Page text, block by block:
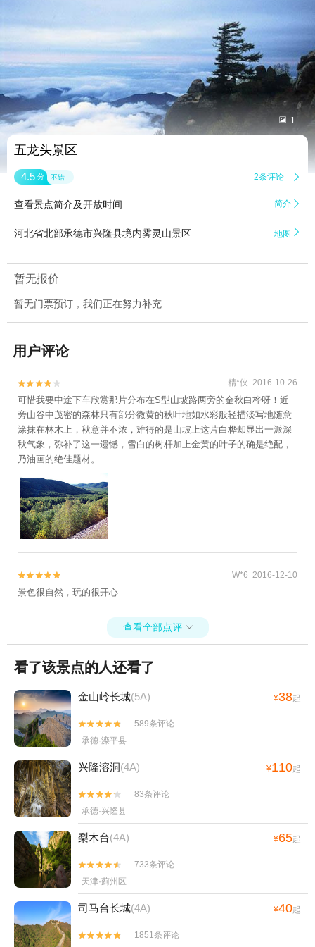
 1
五龙头景区
4.5 分 不错 2条评论 
查看景点简介及开放时间 简介 
河北省北部承德市兴隆县境内雾灵山景区 地图 
暂无报价
暂无门票预订，我们正在努力补充
用户评论

 精*侠 2016-10-26
可惜我要中途下车欣赏那片分布在S型山坡路两旁的金秋白桦呀！近
旁山谷中茂密的森林只有部分微黄的秋叶地如水彩般轻描淡写地随意
涂抹在林木上，秋意并不浓，难得的是山坡上这片白桦却显出一派深
秋气象，弥补了这一遗憾，雪白的树杆加上金黄的叶子的确是绝配，
乃油画的绝佳题材。

 W*6 2016-12-10
景色很自然，玩的很开心
查看全部点评 
看了该景点的人还看了
金山岭长城(5A) ¥38起


589条评论
承德·滦平县
兴隆溶洞(4A) ¥110起


83条评论
承德·兴隆县
梨木台(4A) ¥65起


733条评论
天津·蓟州区
司马台长城(4A) ¥40起


1851条评论